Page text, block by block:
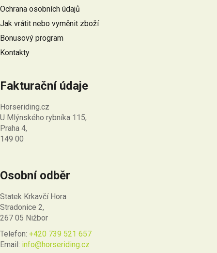
í
Ochrana osobních údajů
Jak vrátit nebo vyměnit zboží
Bonusový program
Kontakty
Fakturační údaje
Horseriding.cz
U Mlýnského rybníka 115,
Praha 4,
149 00
Osobní odběr
Statek Krkavčí Hora
Stradonice 2,
267 05 Nižbor
Telefon: +420 739 521 657
Email: info@horseriding.cz